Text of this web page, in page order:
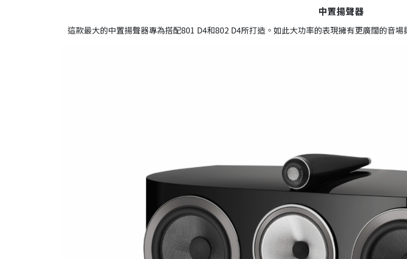
中置揚聲器
這款最大的中置揚聲器專為搭配801 D4和802 D4所打造。如此大功率的表現擁有更廣闊的音